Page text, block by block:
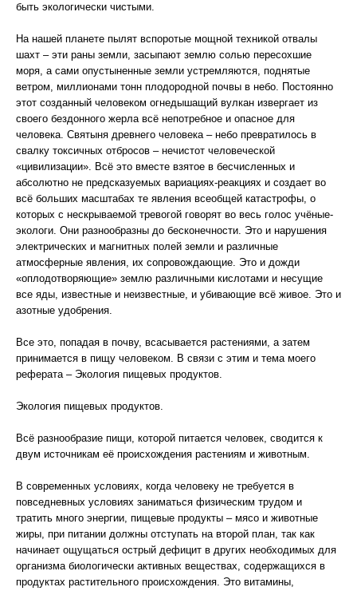
быть экологически чистыми.
На нашей планете пылят вспоротые мощной техникой отвалы
шахт – эти раны земли, засыпают землю солью пересохшие
моря, а сами опустыненные земли устремляются, поднятые
ветром, миллионами тонн плодородной почвы в небо. Постоянно
этот созданный человеком огнедышащий вулкан извергает из
своего бездонного жерла всё непотребное и опасное для
человека. Святыня древнего человека – небо превратилось в
свалку токсичных отбросов – нечистот человеческой
«цивилизации». Всё это вместе взятое в бесчисленных и
абсолютно не предсказуемых вариациях-реакциях и создает во
всё больших масштабах те явления всеобщей катастрофы, о
которых с нескрываемой тревогой говорят во весь голос учёные-
экологи. Они разнообразны до бесконечности. Это и нарушения
электрических и магнитных полей земли и различные
атмосферные явления, их сопровождающие. Это и дожди
«оплодотворяющие» землю различными кислотами и несущие
все яды, известные и неизвестные, и убивающие всё живое. Это и
азотные удобрения.
Все это, попадая в почву, всасывается растениями, а затем
принимается в пищу человеком. В связи с этим и тема моего
реферата – Экология пищевых продуктов.
Экология пищевых продуктов.
Всё разнообразие пищи, которой питается человек, сводится к
двум источникам её происхождения растениям и животным.
В современных условиях, когда человеку не требуется в
повседневных условиях заниматься физическим трудом и
тратить много энергии, пищевые продукты – мясо и животные
жиры, при питании должны отступать на второй план, так как
начинает ощущаться острый дефицит в других необходимых для
организма биологически активных веществах, содержащихся в
продуктах растительного происхождения. Это витамины,